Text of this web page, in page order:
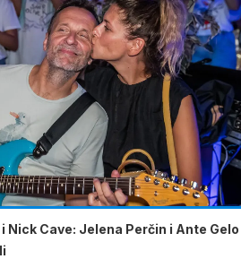
Cave: Jelena Perčin i Ante Gelo